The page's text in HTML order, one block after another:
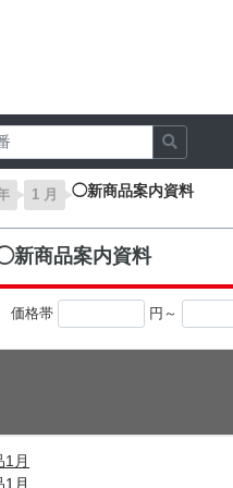
1 月 ◯新商品案内資料
新商品案内資料
価格帯 円～
1月
1月